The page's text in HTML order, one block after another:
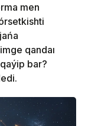
men
qandaı
bar?